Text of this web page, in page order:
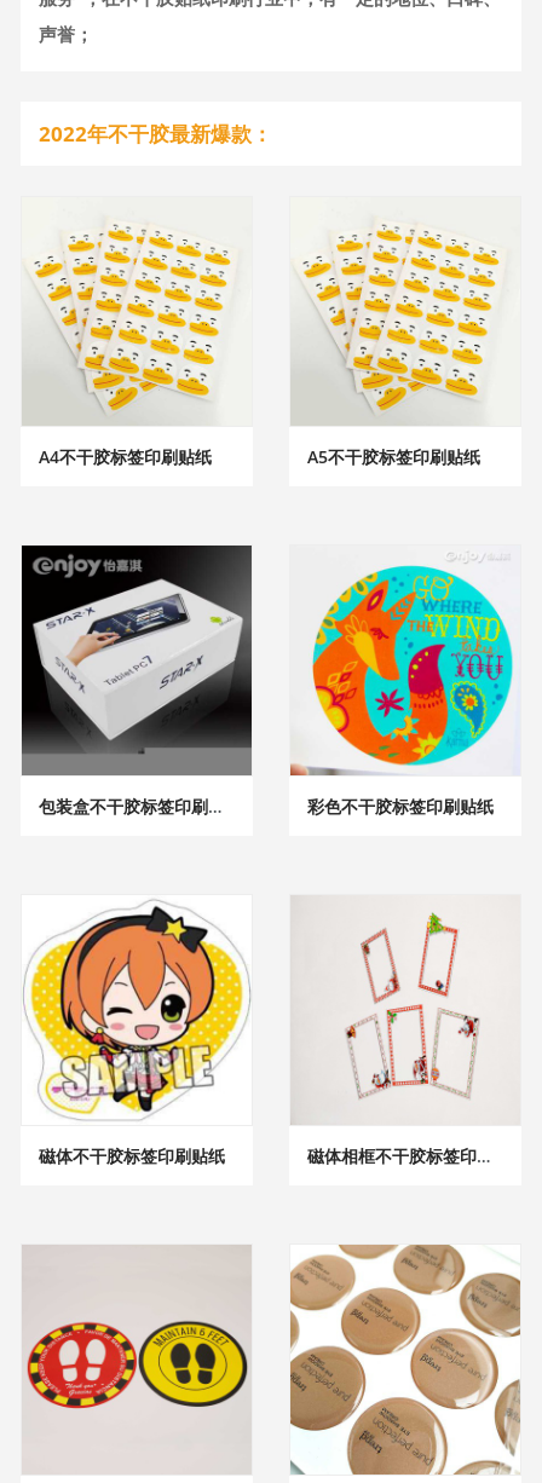
声誉；
2022年不干胶最新爆款：
A4不干胶标签印刷贴纸 A5不干胶标签印刷贴纸
包装盒不干胶标签印刷贴纸 彩色不干胶标签印刷贴纸
磁体不干胶标签印刷贴纸 磁体相框不干胶标签印刷贴纸